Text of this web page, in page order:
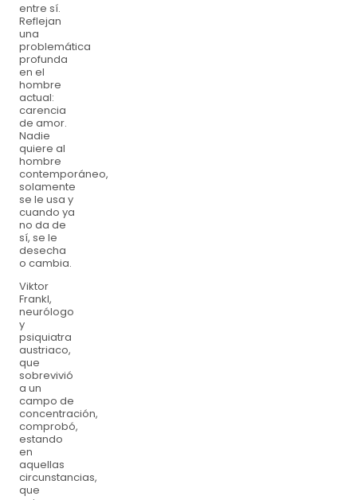
entre sí.
Reflejan
una
problemática
profunda
en el
hombre
actual:
carencia
de amor.
Nadie
quiere al
hombre
contemporáneo,
solamente
se le usa y
cuando ya
no da de
sí, se le
desecha
o cambia.
Viktor
Frankl,
neurólogo
y
psiquiatra
austriaco,
que
sobrevivió
a un
campo de
concentración,
comprobó,
estando
en
aquellas
circunstancias,
que